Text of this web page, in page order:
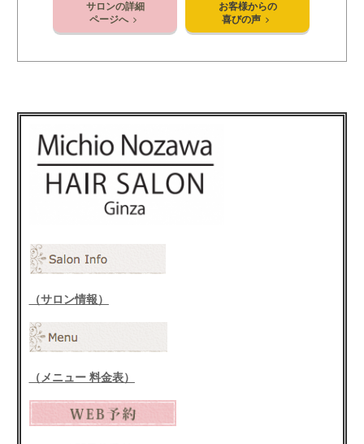
サロンの詳細
ページへ
お客様からの
喜びの声
（サロン情報）
（メニュー 料金表）